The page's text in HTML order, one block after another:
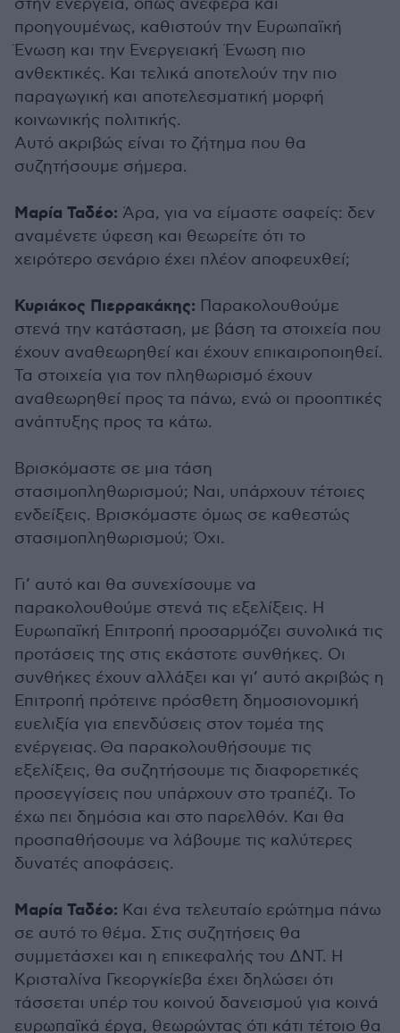
στην ενέργεια, όπως ανέφερα και
προηγουμένως, καθιστούν την Ευρωπαϊκή
Ένωση και την Ενεργειακή Ένωση πιο
ανθεκτικές. Και τελικά αποτελούν την πιο
παραγωγική και αποτελεσματική μορφή
κοινωνικής πολιτικής.
Αυτό ακριβώς είναι το ζήτημα που θα
συζητήσουμε σήμερα.
Μαρία Ταδέο: Άρα, για να είμαστε σαφείς: δεν
αναμένετε ύφεση και θεωρείτε ότι το
χειρότερο σενάριο έχει πλέον αποφευχθεί;
Κυριάκος Πιερρακάκης: Παρακολουθούμε
στενά την κατάσταση, με βάση τα στοιχεία που
έχουν αναθεωρηθεί και έχουν επικαιροποιηθεί.
Τα στοιχεία για τον πληθωρισμό έχουν
αναθεωρηθεί προς τα πάνω, ενώ οι προοπτικές
ανάπτυξης προς τα κάτω.
Βρισκόμαστε σε μια τάση
στασιμοπληθωρισμού; Ναι, υπάρχουν τέτοιες
ενδείξεις. Βρισκόμαστε όμως σε καθεστώς
στασιμοπληθωρισμού; Όχι.
Γι’ αυτό και θα συνεχίσουμε να
παρακολουθούμε στενά τις εξελίξεις. Η
Ευρωπαϊκή Επιτροπή προσαρμόζει συνολικά τις
προτάσεις της στις εκάστοτε συνθήκες. Οι
συνθήκες έχουν αλλάξει και γι’ αυτό ακριβώς η
Επιτροπή πρότεινε πρόσθετη δημοσιονομική
ευελιξία για επενδύσεις στον τομέα της
ενέργειας. Θα παρακολουθήσουμε τις
εξελίξεις, θα συζητήσουμε τις διαφορετικές
προσεγγίσεις που υπάρχουν στο τραπέζι. Το
έχω πει δημόσια και στο παρελθόν. Και θα
προσπαθήσουμε να λάβουμε τις καλύτερες
δυνατές αποφάσεις.
Μαρία Ταδέο: Και ένα τελευταίο ερώτημα πάνω
σε αυτό το θέμα. Στις συζητήσεις θα
συμμετάσχει και η επικεφαλής του ΔΝΤ. Η
Κρισταλίνα Γκεοργκίεβα έχει δηλώσει ότι
τάσσεται υπέρ του κοινού δανεισμού για κοινά
ευρωπαϊκά έργα, θεωρώντας ότι κάτι τέτοιο θα